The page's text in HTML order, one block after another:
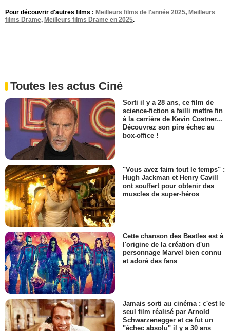
Pour découvrir d'autres films : Meilleurs films de l'année 2025, Meilleurs
films Drame, Meilleurs films Drame en 2025.
Toutes les actus Ciné
Sorti il y a 28 ans, ce film de
science-fiction a failli mettre fin
à la carrière de Kevin Costner...
Découvrez son pire échec au
box-office !
"Vous avez faim tout le temps" :
Hugh Jackman et Henry Cavill
ont souffert pour obtenir des
muscles de super-héros
Cette chanson des Beatles est à
l'origine de la création d'un
personnage Marvel bien connu
et adoré des fans
Jamais sorti au cinéma : c'est le
seul film réalisé par Arnold
Schwarzenegger et ce fut un
"échec absolu" il y a 30 ans